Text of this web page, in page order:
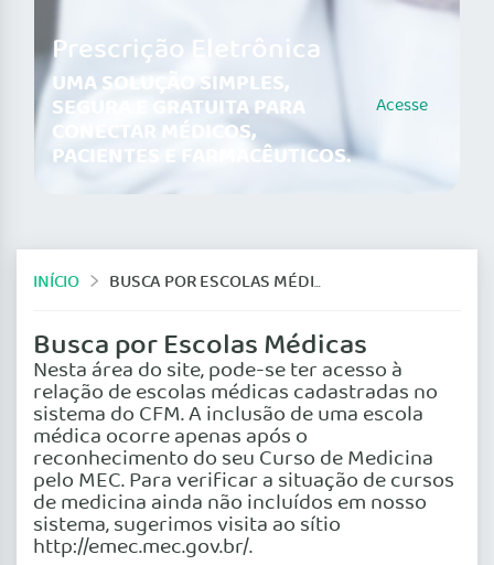
Prescrição Eletrônica
UMA SOLUÇÃO SIMPLES,
SEGURA E GRATUITA PARA
CONECTAR MÉDICOS,
PACIENTES E FARMACÊUTICOS.
Acesse
INÍCIO BUSCA POR ESCOLAS MÉDICAS
Busca por Escolas Médicas
Nesta área do site, pode-se ter acesso à
relação de escolas médicas cadastradas no
sistema do CFM. A inclusão de uma escola
médica ocorre apenas após o
reconhecimento do seu Curso de Medicina
pelo MEC. Para verificar a situação de cursos
de medicina ainda não incluídos em nosso
sistema, sugerimos visita ao sítio
http://emec.mec.gov.br/.